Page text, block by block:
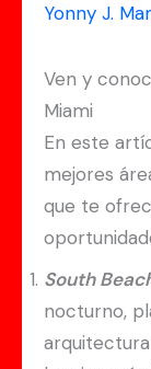
Yonny J.
Ven y
Miami
En este
mejores
que te
South
nocturno,